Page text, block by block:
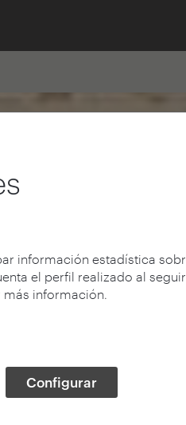
información estadística
el perfil realizado al
más información.
Configurar